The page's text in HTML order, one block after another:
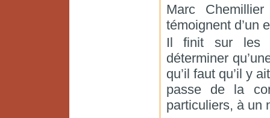
Marc
témoignent d’un
Il finit sur les
déterminer
qu’il faut qu’il y
passe de la
particuliers, à un